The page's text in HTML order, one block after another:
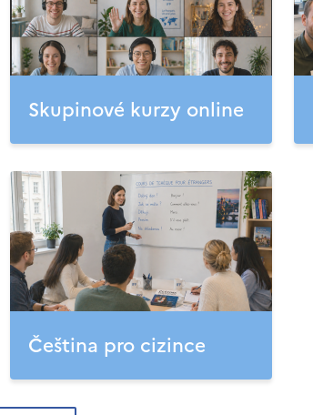
Skupinové kurzy online
Čeština pro cizince